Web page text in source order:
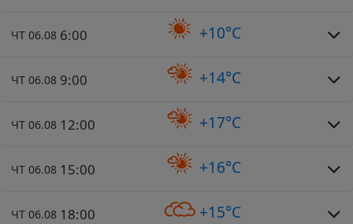
ЧТ 06.08 6:00 +10°C
ЧТ 06.08 9:00 +14°C
ЧТ 06.08 12:00 +17°C
ЧТ 06.08 15:00 +16°C
ЧТ 06.08 18:00 +15°C